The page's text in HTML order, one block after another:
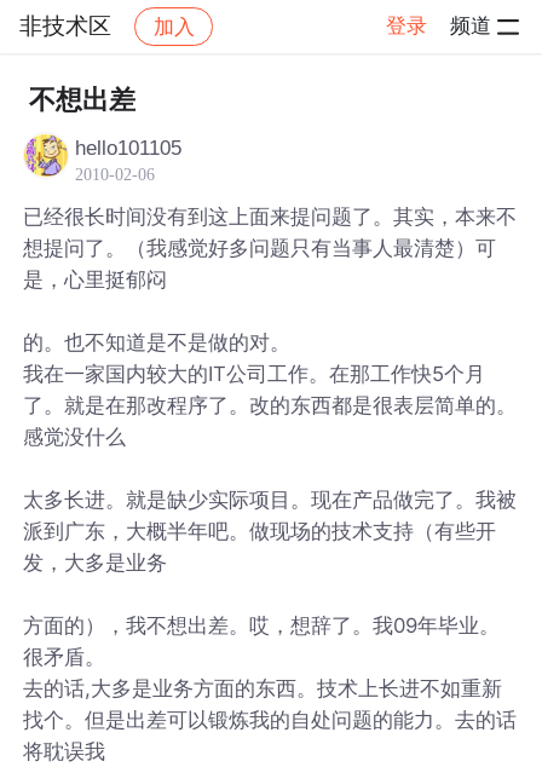
非技术区 加入 登录 频道
社区 非技术区
不想出差
hello101105
2010-02-06
已经很长时间没有到这上面来提问题了。其实，本来不
想提问了。（我感觉好多问题只有当事人最清楚）可
是，心里挺郁闷
的。也不知道是不是做的对。
我在一家国内较大的IT公司工作。在那工作快5个月
了。就是在那改程序了。改的东西都是很表层简单的。
感觉没什么
太多长进。就是缺少实际项目。现在产品做完了。我被
派到广东，大概半年吧。做现场的技术支持（有些开
发，大多是业务
方面的），我不想出差。哎，想辞了。我09年毕业。
很矛盾。
去的话,大多是业务方面的东西。技术上长进不如重新
找个。但是出差可以锻炼我的自处问题的能力。去的话
将耽误我